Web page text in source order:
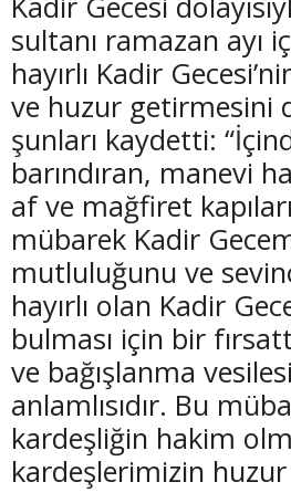
sultanı ramazan ayı
hayırlı Kadir
ve huzur getirmesini
şunları kaydetti:
barındıran, manevi
af ve mağfiret
mübarek Kadir
mutluluğunu ve
hayırlı olan Kadir
bulması için bir
ve bağışlanma
anlamlısıdır. Bu
kardeşliğin hakim
kardeşlerimizin
(20 Şubat - 20 Mart)
Balık Burcunun 06.08.2026